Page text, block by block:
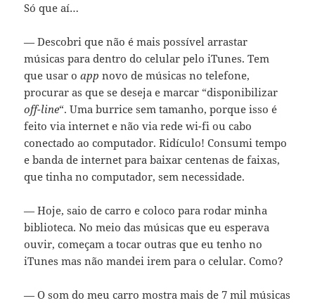
Só que aí…
— Descobri que não é mais possível arrastar
músicas para dentro do celular pelo iTunes. Tem
que usar oapp novo de músicas no telefone,
procurar as que se deseja e marcar “disponibilizar
off-line“. Uma burrice sem tamanho, porque isso é
feito via internet e não via rede wi-fi ou cabo
conectado ao computador. Ridículo! Consumi tempo
e banda de internet para baixar centenas de faixas,
que tinha no computador, sem necessidade.
— Hoje, saio de carro e coloco para rodar minha
biblioteca. No meio das músicas que eu esperava
ouvir, começam a tocar outras que eu tenho no
iTunes mas não mandei irem para o celular. Como?
— O som do meu carro mostra mais de 7 mil músicas